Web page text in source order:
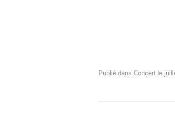
Publié dans Concert le